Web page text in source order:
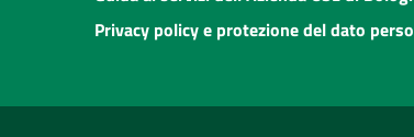
Privacy policy e protezione del dato